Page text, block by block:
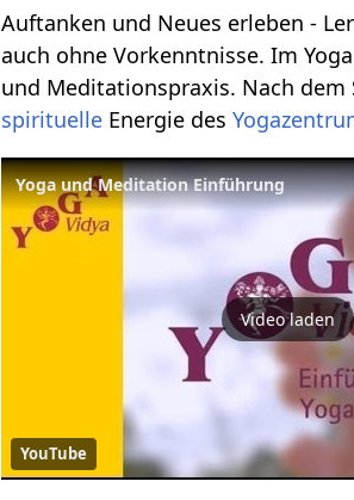
Auftanken und Neues erleben -
auch ohne Vorkenntnisse. Im
und Meditationspraxis. Nach dem
spirituelle Energie des
Yoga und Meditation Einführung
Video laden
YouTube